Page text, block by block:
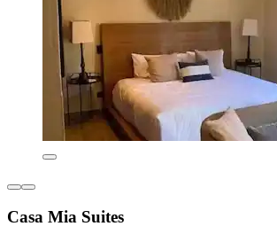
Casa Mia Suites